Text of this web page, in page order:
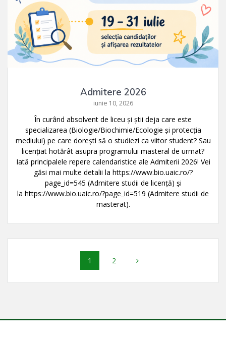
Admitere 2026
iunie 10, 2026
În curând absolvent de liceu și știi deja care este
specializarea (Biologie/Biochimie/Ecologie și protecția
mediului) pe care dorești să o studiezi ca viitor student? Sau
licențiat hotărât asupra programului masteral de urmat?
Iată principalele repere calendaristice ale Admiterii 2026! Vei
găsi mai multe detalii la https://www.bio.uaic.ro/?
page_id=545 (Admitere studii de licență) și
la https://www.bio.uaic.ro/?page_id=519 (Admitere studii de
masterat).
Pagină
1 Pagină
2